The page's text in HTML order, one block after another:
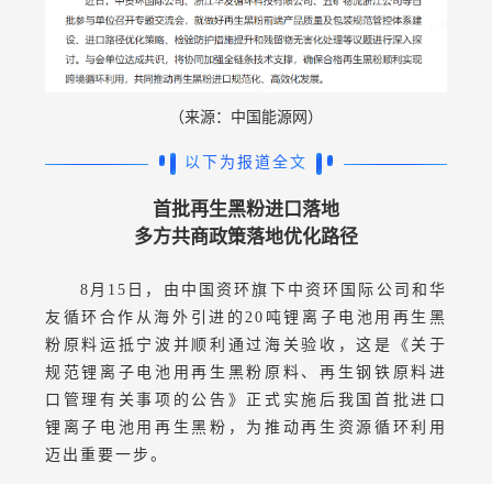
（来源：中国能源网）
以下为报道全文
首批再生黑粉进口落地
多方共商政策落地优化路径
8月15日，由中国资环旗下中资环国际公司和华
友循环合作从海外引进的20吨锂离子电池用再生黑
粉原料运抵宁波并顺利通过海关验收，这是《关于
规范锂离子电池用再生黑粉原料、再生钢铁原料进
口管理有关事项的公告》正式实施后我国首批进口
锂离子电池用再生黑粉，为推动再生资源循环利用
迈出重要一步。